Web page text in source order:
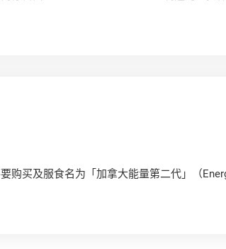
购买及服食名为「加拿大能量第二代」（